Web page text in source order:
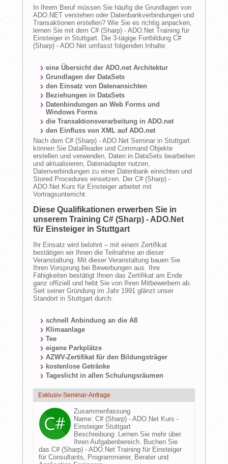
In Ihrem Beruf müssen Sie häufig die Grundlagen von
ADO.NET verstehen oder Datenbankverbindungen und
Transaktionen erstellen? Wie Sie es richtig anpacken,
lernen Sie mit dem C# (Sharp) - ADO.Net Training für
Einsteiger in Stuttgart. Die 3-tägige Fortbildung C#
(Sharp) - ADO.Net umfasst folgenden Inhalte:
eine Übersicht der ADO.net Architektur
Grundlagen der DataSets
den Einsatz von Datenansichten
Beziehungen in DataSets
Datenbindungen an Web Forms und
Windows Forms
die Transaktionsverarbeitung in ADO.net
den Einfluss von XML auf ADO.net
Nach dem C# (Sharp) - ADO.Net Seminar in Stuttgart
können Sie DataReader und Command Objekte
erstellen und verwenden, Daten in DataSets bearbeiten
und aktualisieren, Datenadapter nutzen,
Datenverbindungen zu einer Datenbank einrichten und
Stored Procedures einsetzen. Der C# (Sharp) -
ADO.Net Kurs für Einsteiger arbeitet mit
Vortragsunterricht.
Diese Qualifikationen erwerben Sie in
unserem Training C# (Sharp) - ADO.Net
für Einsteiger in Stuttgart
Ihr Einsatz wird belohnt – mit einem Zertifikat
bestätigen wir Ihnen die Teilnahme an dieser
Veranstaltung. Mit dieser Veranstaltung bauen Sie
Ihren Vorsprung bei Bewerbungen aus. Ihre
Fähigkeiten bestätigt Ihnen das Zertifikat am Ende
ganz offiziell und hebt Sie von Ihren Mitbewerbern ab.
Seit seiner Gründung im Jahr 1991 glänzt unser
Standort in Stuttgart durch:
schnell Anbindung an die A8
Klimaanlage
Tee
eigene Parkplätze
AZWV-Zertifikat für den Bildungsträger
kostenlose Getränke
Tageslicht in allen Schulungsräumen
Exklusiv-Seminar-Anfrage
Zusammenfassung
Name: C# (Sharp) - ADO.Net Kurs -
Einsteiger Stuttgart
Beschreibung: Lernen Sie mehr über
Ihren Aufgabenbereich. Buchen Sie
das C# (Sharp) - ADO.Net Training für Einsteiger
für Consultants, Programmierer, Berater und